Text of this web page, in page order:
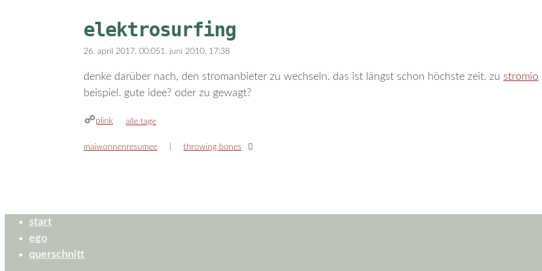
elektrosurfing
26. april 2017, 00:051. juni 2010, 17:38
denke darüber nach, den stromanbieter zu wechseln. das ist längst schon höchste zeit. zu stromio
beispiel. gute idee? oder zu gewagt?
plink kategorien
alle tage
maiwonnenresumee throwing bones
start
ego
querschnitt